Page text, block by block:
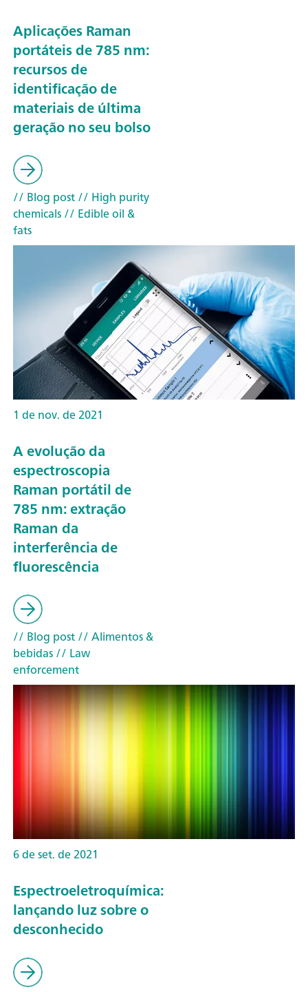
Aplicações Raman
portáteis de 785 nm:
recursos de
identificação de
materiais de última
geração no seu bolso
// Blog post// High purity
chemicals// Edible oil &
fats
1 de nov. de 2021
A evolução da
espectroscopia
Raman portátil de
785 nm: extração
Raman da
interferência de
fluorescência
// Blog post// Alimentos &
bebidas// Law
enforcement
6 de set. de 2021
Espectroeletroquímica:
lançando luz sobre o
desconhecido